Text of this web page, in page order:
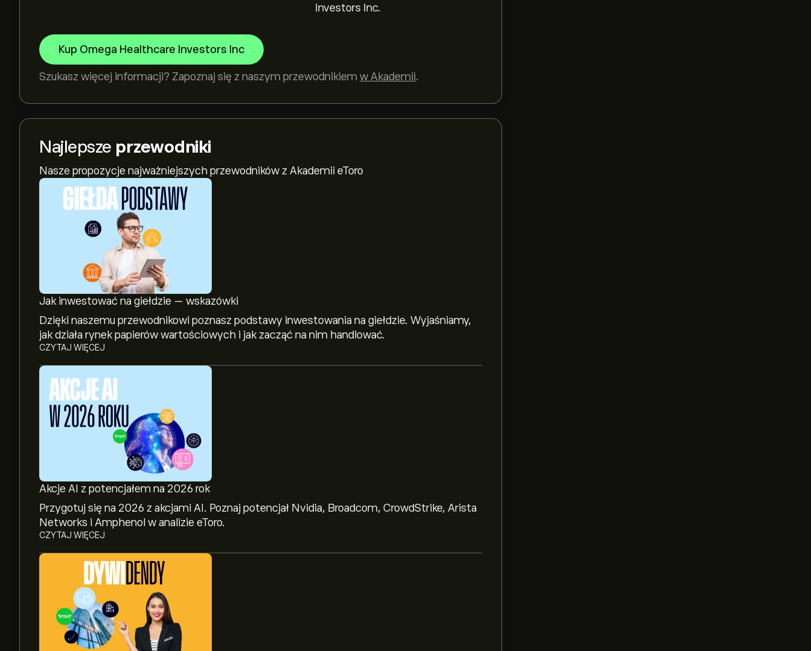
Investors Inc.
Kup Omega Healthcare Investors Inc
Szukasz więcej informacji? Zapoznaj się z naszym przewodnikiem w Akademii.
Najlepsze przewodniki
Nasze propozycje najważniejszych przewodników z Akademii eToro
Jak inwestować na giełdzie — wskazówki
Dzięki naszemu przewodnikowi poznasz podstawy inwestowania na giełdzie. Wyjaśniamy,
jak działa rynek papierów wartościowych i jak zacząć na nim handlować.
CZYTAJ WIĘCEJ
Akcje AI z potencjałem na 2026 rok
Przygotuj się na 2026 z akcjami AI. Poznaj potencjał Nvidia, Broadcom, CrowdStrike, Arista
Networks i Amphenol w analizie eToro.
CZYTAJ WIĘCEJ
Aktualna cena instrumentu: OHI wynosi 48.61‎$‎.
Średnia cena docelowa dla instrumentu: Omega Healthcare Investors Inc wynosi 48.61‎$‎.